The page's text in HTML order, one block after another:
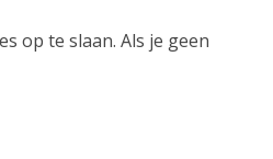
op te slaan. Als je geen